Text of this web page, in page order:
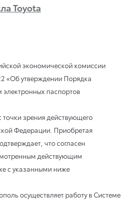
Toyota
экономической комиссии
«Об утверждении Порядка
паспортов
зрения действующего
Федерации. Приобретая
что согласен
действующим
с указанными ниже
осуществляет работу в Системе